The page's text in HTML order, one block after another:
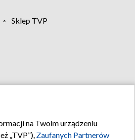
Sklep TVP
na Twoim urządzeniu
„TVP”), Zaufanych Partnerów